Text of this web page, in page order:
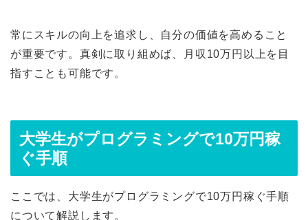
常にスキルの向上を追求し、自分の価値を高めること
が重要です。真剣に取り組めば、月収10万円以上を目
指すことも可能です。
大学生がプログラミングで10万円稼
ぐ手順
ここでは、大学生がプログラミングで10万円稼ぐ手順
について解説します。